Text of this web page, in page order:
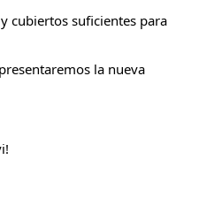
cubiertos suficientes para
la nueva